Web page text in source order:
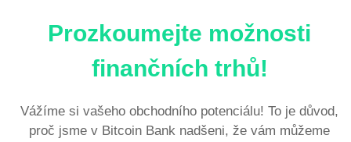
Prozkoumejte možnosti
finančních trhů!
Vážíme si vašeho obchodního potenciálu! To je důvod,
proč jsme v Bitcoin Bank nadšeni, že vám můžeme